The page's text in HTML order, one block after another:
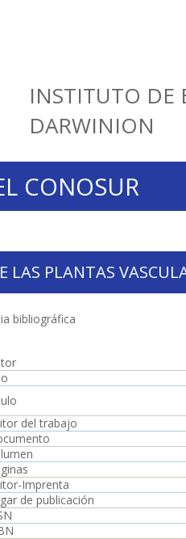
INSTITUTO DE
DARWINION
CONOSUR
LAS PLANTAS
bibliográfica
del trabajo
Imprenta
de publicación